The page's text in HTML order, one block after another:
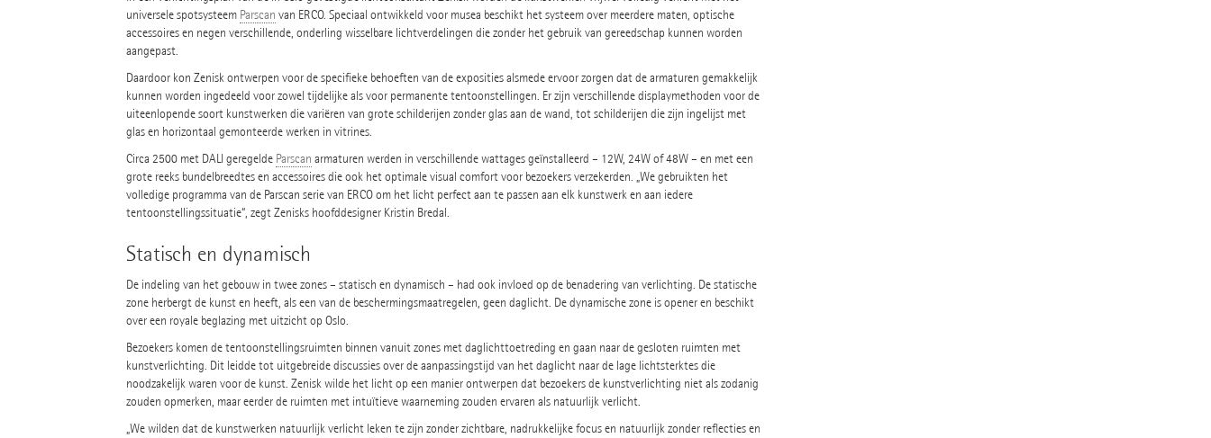
universele spotsysteem Parscan van ERCO. Speciaal ontwikkeld voor musea beschikt het systeem over meerdere maten, optische
accessoires en negen verschillende, onderling wisselbare lichtverdelingen die zonder het gebruik van gereedschap kunnen worden
aangepast.
Daardoor kon Zenisk ontwerpen voor de specifieke behoeften van de exposities alsmede ervoor zorgen dat de armaturen gemakkelijk
kunnen worden ingedeeld voor zowel tijdelijke als voor permanente tentoonstellingen. Er zijn verschillende displaymethoden voor de
uiteenlopende soort kunstwerken die variëren van grote schilderijen zonder glas aan de wand, tot schilderijen die zijn ingelijst met
glas en horizontaal gemonteerde werken in vitrines.
Circa 2500 met DALI geregelde Parscan armaturen werden in verschillende wattages geïnstalleerd – 12W, 24W of 48W – en met een
grote reeks bundelbreedtes en accessoires die ook het optimale visual comfort voor bezoekers verzekerden. „We gebruikten het
volledige programma van de Parscan serie van ERCO om het licht perfect aan te passen aan elk kunstwerk en aan iedere
tentoonstellingssituatie“, zegt Zenisks hoofddesigner Kristin Bredal.
Statisch en dynamisch
De indeling van het gebouw in twee zones – statisch en dynamisch – had ook invloed op de benadering van verlichting. De statische
zone herbergt de kunst en heeft, als een van de beschermingsmaatregelen, geen daglicht. De dynamische zone is opener en beschikt
over een royale beglazing met uitzicht op Oslo.
Bezoekers komen de tentoonstellingsruimten binnen vanuit zones met daglichttoetreding en gaan naar de gesloten ruimten met
kunstverlichting. Dit leidde tot uitgebreide discussies over de aanpassingstijd van het daglicht naar de lage lichtsterktes die
noodzakelijk waren voor de kunst. Zenisk wilde het licht op een manier ontwerpen dat bezoekers de kunstverlichting niet als zodanig
zouden opmerken, maar eerder de ruimten met intuïtieve waarneming zouden ervaren als natuurlijk verlicht.
„We wilden dat de kunstwerken natuurlijk verlicht leken te zijn zonder zichtbare, nadrukkelijke focus en natuurlijk zonder reflecties en